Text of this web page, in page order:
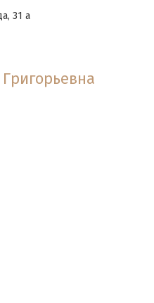
31 а